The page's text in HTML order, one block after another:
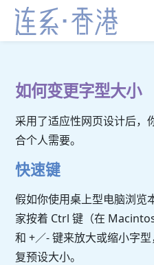
跳到主要内容
连系‧香港
如何变更字型大小
采用了适应性网页设计后，
合个人需要。
快速键
假如你使用桌上型电脑浏览
家按着 Ctrl 键（在
和 +／- 键来放大或缩小字
复预设大小。